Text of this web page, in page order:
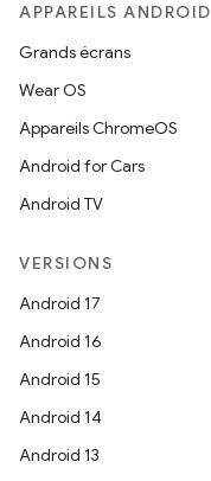
APPAREILS ANDROID
Grands écrans
Wear OS
Appareils ChromeOS
Android for Cars
Android TV
VERSIONS
Android 17
Android 16
Android 15
Android 14
Android 13